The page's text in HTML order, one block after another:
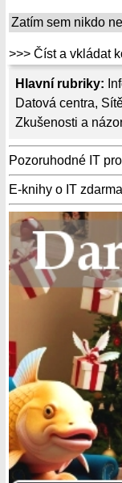
Hlavní rubriky:
Datová centra,
Zkušenosti a
Pozoruhodné IT
E-knihy o IT zdarma
Zatím sem nikdo
>>> Číst a vkládat